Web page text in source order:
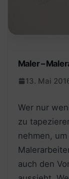
Maler –
13. Mai
Wer nur
zu
nehmen,
auch den